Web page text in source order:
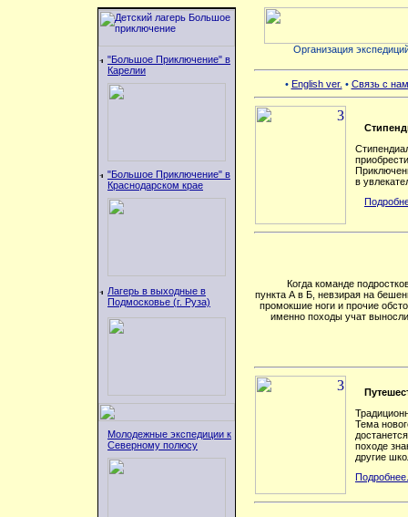
"Большое Приключение" в
Карелии
"Большое Приключение" в
Краснодарском крае
Лагерь в выходные в
Подмосковье (г. Руза)
Молодежные экспедиции к
Северному полюсу
Организация
• English ver. • Связь с
в
Когда команде
пункта А в Б, невзирая на
промокшие ноги и прочие
именно походы учат
Тема
походе
другие